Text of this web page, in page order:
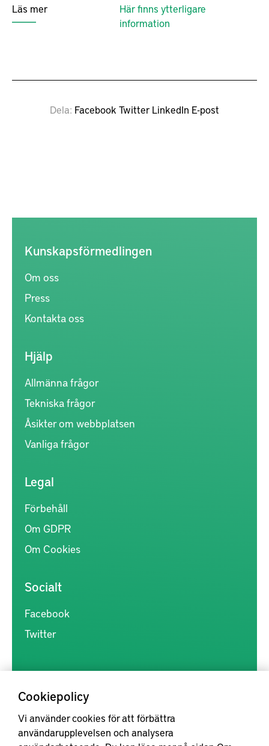
Läs mer
Här finns ytterligare
information
Dela Facebook Twitter LinkedIn E-post
Cookiepolicy
Vi använder cookies för att förbättra
användarupplevelsen och analysera
Kunskapsförmedlingen
Om oss
Press
Kontakta oss
Hjälp
Allmänna frågor
Tekniska frågor
Åsikter om webbplatsen
Vanliga frågor
Legal
Förbehåll
Om GDPR
Om Cookies
Socialt
Facebook
Twitter
Kunskapsförmedlingen är en samlingsplats för svensk forskning
inom produkt- och produktionsutveckling, med syftet att göra